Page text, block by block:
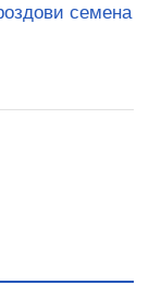
семена